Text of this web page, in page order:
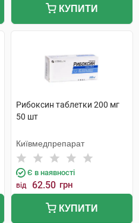
КУПИТИ
Рибоксин таблетки 200 мг
50 шт
Київмедпрепарат
Є в наявності
від 62.50 грн
КУПИТИ